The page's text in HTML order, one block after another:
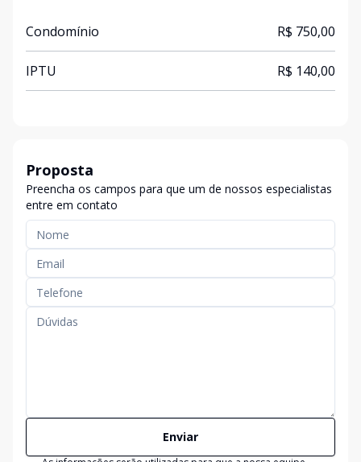
Condomínio R$ 750,00
IPTU R$ 140,00
Proposta
Preencha os campos para que um de nossos especialistas
entre em contato
Enviar